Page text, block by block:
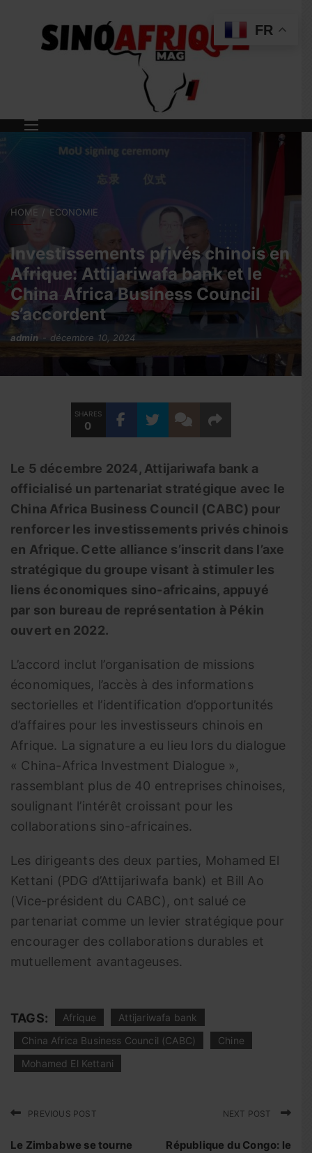
HOME ECONOMIE
Investissements privés chinois en
Afrique: Attijariwafa bank et le
China Africa Business Council
s’accordent
admin décembre 10, 2024
SHARES
0
Le 5 décembre 2024, Attijariwafa bank a
officialisé un partenariat stratégique avec le
China Africa Business Council (CABC) pour
renforcer les investissements privés chinois
en Afrique. Cette alliance s’inscrit dans l’axe
stratégique du groupe visant à stimuler les
liens économiques sino-africains, appuyé
par son bureau de représentation à Pékin
ouvert en 2022.
L’accord inclut l’organisation de missions
économiques, l’accès à des informations
sectorielles et l’identification d’opportunités
d’affaires pour les investisseurs chinois en
Afrique. La signature a eu lieu lors du dialogue
« China-Africa Investment Dialogue »,
rassemblant plus de 40 entreprises chinoises,
soulignant l’intérêt croissant pour les
collaborations sino-africaines.
Les dirigeants des deux parties, Mohamed El
Kettani (PDG d’Attijariwafa bank) et Bill Ao
(Vice-président du CABC), ont salué ce
partenariat comme un levier stratégique pour
encourager des collaborations durables et
mutuellement avantageuses.
TAGS: Afrique
Attijariwafa bank
China Africa Business Council (CABC)
Chine
Mohamed El Kettani
PREVIOUS POST
Le Zimbabwe se tourne
NEXT POST
République du Congo: le
FR